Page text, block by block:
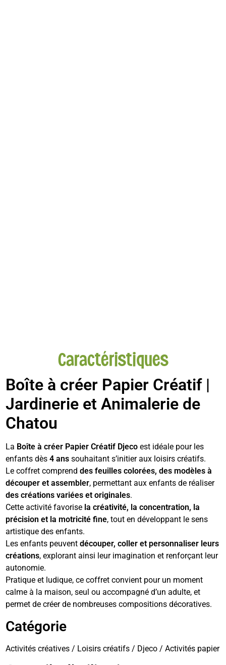
Caractéristiques
Boîte à créer Papier Créatif |
Jardinerie et Animalerie de
Chatou
La Boîte à créer Papier Créatif Djeco est idéale pour les
enfants dès4 ans souhaitant s’initier aux loisirs créatifs.
Le coffret comprenddes feuilles colorées, des modèles à
découper et assembler, permettant aux enfants de réaliser
des créations variées et originales.
Cette activité favorise la créativité, la concentration, la
précision et la motricité fine, tout en développant le sens
artistique des enfants.
Les enfants peuventdécouper, coller et personnaliser leurs
créations, explorant ainsi leur imagination et renforçant leur
autonomie.
Pratique et ludique, ce coffret convient pour un moment
calme à la maison, seul ou accompagné d’un adulte, et
permet de créer de nombreuses compositions décoratives.
Catégorie
Activités créatives / Loisirs créatifs / Djeco / Activités papier